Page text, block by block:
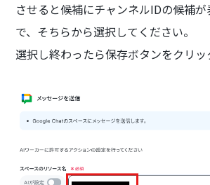
させると候補にチャンネルIDの候補
で、そちらから選択してください。
選択し終わったら保存ボタンをクリッ